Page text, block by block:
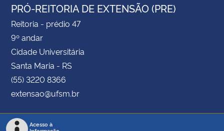
PRÓ-REITORIA DE EXTENSÃO (PRE)
Reitoria - prédio 47
9º andar
Cidade Universitária
Santa Maria - RS
(55) 3220 8366
extensao@ufsm.br
Acesso à